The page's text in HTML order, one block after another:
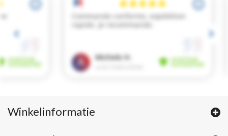
Winkelinformatie